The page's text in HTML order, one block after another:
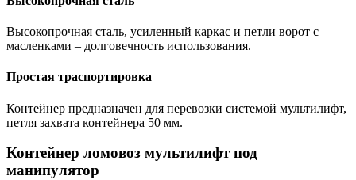
Высокопрочная сталь, усиленный каркас и петли ворот с
масленками – долговечность использования.
Простая траспортировка
Контейнер предназначен для перевозки системой мультилифт,
петля захвата контейнера 50 мм.
Контейнер ломовоз мультилифт под
манипулятор